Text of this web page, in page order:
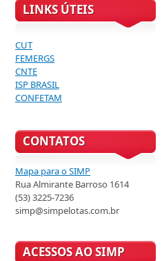
LINKS ÚTEIS
CUT
FEMERGS
CNTE
ISP BRASIL
CONFETAM
CONTATOS
Mapa para o SIMP
Rua Almirante Barroso 1614
(53) 3225-7236
simp@simpelotas.com.br
ACESSOS AO SIMP